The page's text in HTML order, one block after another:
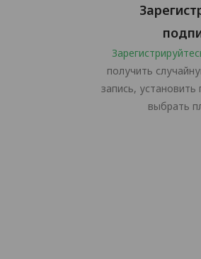
получить
запись,
выбрать